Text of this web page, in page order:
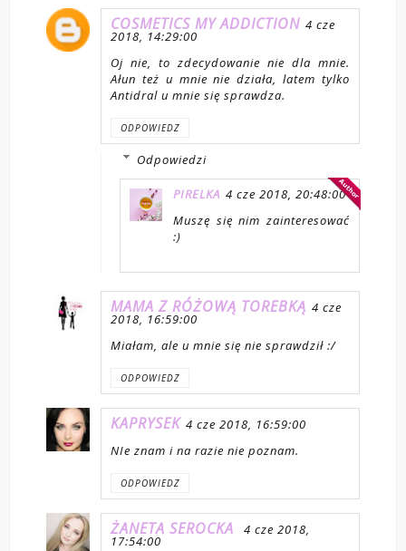
COSMETICS MY ADDICTION 4 cze
2018, 14:29:00
Oj nie, to zdecydowanie nie dla mnie.
Ałun też u mnie nie działa, latem tylko
Antidral u mnie się sprawdza.
ODPOWIEDZ
Odpowiedzi
PIRELKA 4 cze 2018, 20:48:00
Muszę się nim zainteresować
:)
MAMA Z RÓŻOWĄ TOREBKĄ 4 cze
2018, 16:59:00
Miałam, ale u mnie się nie sprawdził :/
ODPOWIEDZ
KAPRYSEK 4 cze 2018, 16:59:00
NIe znam i na razie nie poznam.
ODPOWIEDZ
ŻANETA SEROCKA 4 cze 2018,
17:54:00